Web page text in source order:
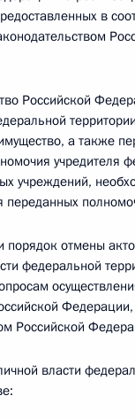
в
Российской
а также
учредителя
учреждений,
переданных
порядок отмены
федеральной
Федерации,
Российской
власти